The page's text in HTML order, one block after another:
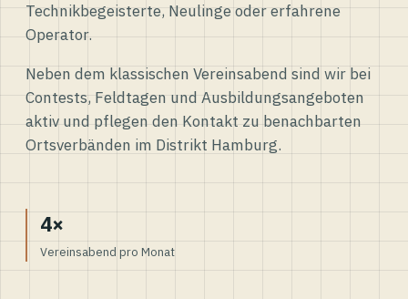
Technikbegeisterte, Neulinge oder erfahrene
Operator.
Neben dem klassischen Vereinsabend sind wir bei
Contests, Feldtagen und Ausbildungsangeboten
aktiv und pflegen den Kontakt zu benachbarten
Ortsverbänden im Distrikt Hamburg.
4×
Vereinsabend pro Monat